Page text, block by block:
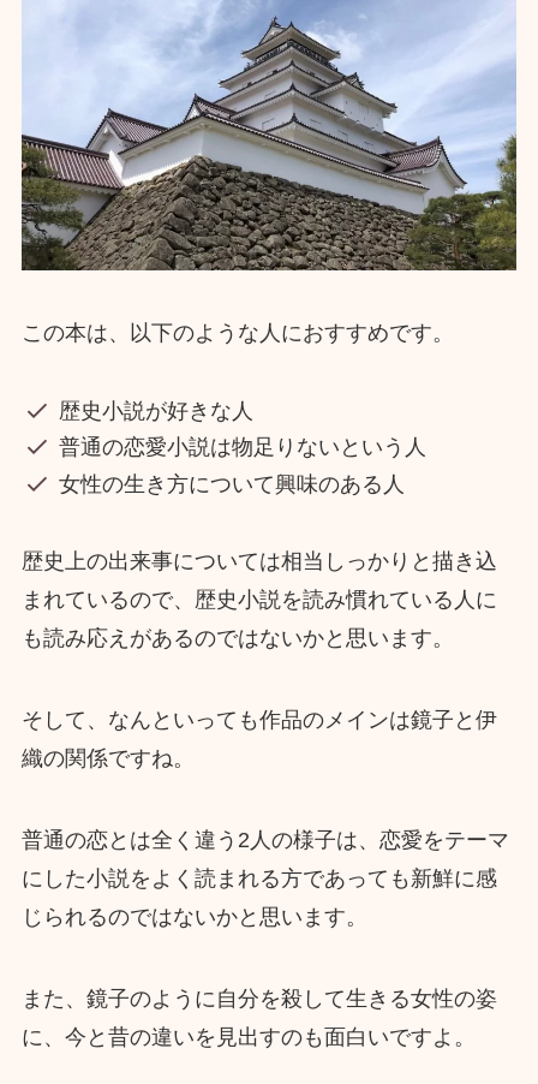
この本は、以下のような人におすすめです。
歴史小説が好きな人
普通の恋愛小説は物足りないという人
女性の生き方について興味のある人
歴史上の出来事については相当しっかりと描き込
まれているので、歴史小説を読み慣れている人に
も読み応えがあるのではないかと思います。
そして、なんといっても作品のメインは鏡子と伊
織の関係ですね。
普通の恋とは全く違う2人の様子は、恋愛をテーマ
にした小説をよく読まれる方であっても新鮮に感
じられるのではないかと思います。
また、鏡子のように自分を殺して生きる女性の姿
に、今と昔の違いを見出すのも面白いですよ。